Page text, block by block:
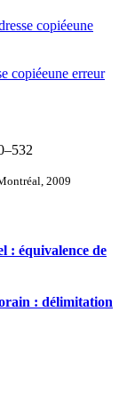
copiéeune
copiéeune erreur
2009
: équivalence de
: délimitation